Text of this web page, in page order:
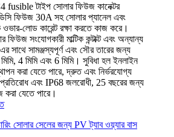
টাইপ সোলার ফিউজ কানেক্টর
ফিউজ 30A সহ সোলার প্যানেল এবং
ওভার-লোড কারেন্ট রক্ষা করতে কাজ করে।
সংযোগকারী মাল্টিক কন্টাক্ট এবং অন্যান্য
সাথে সামঞ্জস্যপূর্ণ এবং সৌর তারের জন্য
4 মিমি এবং 6 মিমি। সুবিধা হল ইনলাইন
করা যেতে পারে, দ্রুত এবং নির্ভরযোগ্য
এবং IP68 জলরোধী, 25 বছরের জন্য
যেতে পারে।